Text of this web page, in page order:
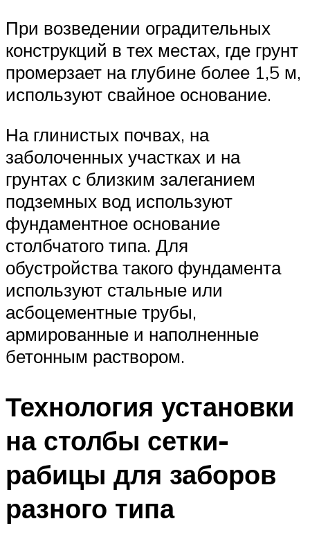
При возведении оградительных
конструкций в тех местах, где грунт
промерзает на глубине более 1,5 м,
используют свайное основание.
На глинистых почвах, на
заболоченных участках и на
грунтах с близким залеганием
подземных вод используют
фундаментное основание
столбчатого типа. Для
обустройства такого фундамента
используют стальные или
асбоцементные трубы,
армированные и наполненные
бетонным раствором.
Технология установки
на столбы сетки-
рабицы для заборов
разного типа